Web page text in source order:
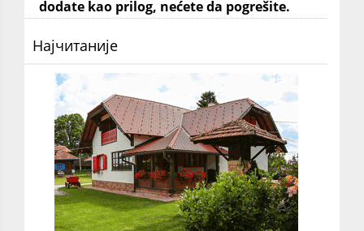
dodate kao prilog, nećete da pogrešite.
Најчитаније